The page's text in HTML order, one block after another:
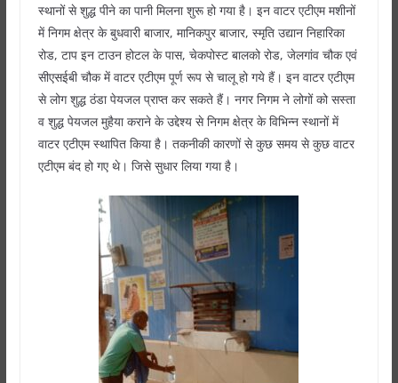
स्थानों से शुद्ध पीने का पानी मिलना शुरू हो गया है। इन वाटर एटीएम मशीनों
में निगम क्षेत्र के बुधवारी बाजार, मानिकपुर बाजार, स्मृति उद्यान निहारिका
रोड, टाप इन टाउन होटल के पास, चेकपोस्ट बालको रोड, जेलगांव चौक एवं
सीएसईबी चौक में वाटर एटीएम पूर्ण रूप से चालू हो गये हैं। इन वाटर एटीएम
से लोग शुद्ध ठंडा पेयजल प्राप्त कर सकते हैं। नगर निगम ने लोगों को सस्ता
व शुद्ध पेयजल मुहैया कराने के उद्देश्य से निगम क्षेत्र के विभिन्न स्थानों में
वाटर एटीएम स्थापित किया है। तकनीकी कारणों से कुछ समय से कुछ वाटर
एटीएम बंद हो गए थे। जिसे सुधार लिया गया है।